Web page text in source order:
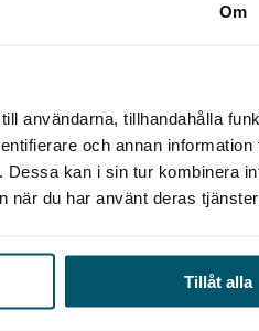
Om
användarna, tillhandahålla
och annan information
kan i sin tur kombinera
när du har använt deras
Tillåt alla
och kund.
i praktiken att
Det kommer att bli
Jag tror att behovet av
och bygga till en kostnad
att du som byggherre